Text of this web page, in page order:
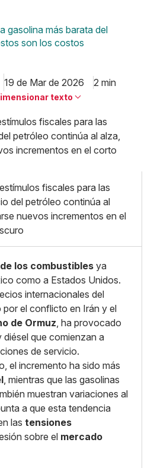
gasolina más barata del
son los costos
19 de Mar de 2026 2 min
texto
Pequeño
Mediano
Grande
fiscales para las
del petróleo continúa al
nuevos incrementos en el
los combustibles ya
como a Estados Unidos.
internacionales del
por el conflicto en Irán y el
de Ormuz, ha provocado
diésel que comienzan a
de servicio.
el incremento ha sido más
, mientras que las gasolinas
muestran variaciones al
a que esta tendencia
las tensiones
sobre el mercado